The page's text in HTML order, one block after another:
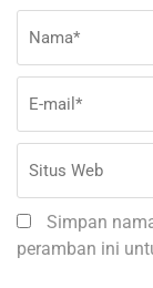
Simpan
peramban ini